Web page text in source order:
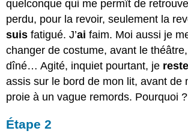
quelconque qui me permît de
perdu, pour la revoir, seulement la
suis fatigué. J’ai faim. Moi aussi je
changer de costume, avant le
dîné… Agité, inquiet pourtant, je reste
assis sur le bord de mon lit, avant de
proie à un vague remords. Pourquoi ?
Étape 2